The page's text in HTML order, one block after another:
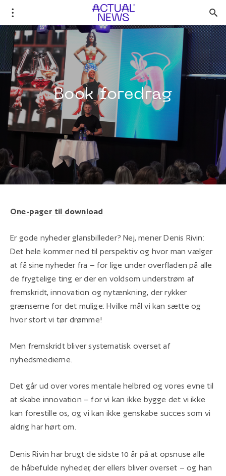
Book foredrag
One-pager til download
Er gode nyheder glansbilleder? Nej, mener Denis Rivin:
Det hele kommer ned til perspektiv og hvor man vælger
at få sine nyheder fra – for lige under overfladen på alle
de frygtelige ting er der en voldsom understrøm af
fremskridt, innovation og nytænkning, der rykker
grænserne for det mulige: Hvilke mål vi kan sætte og
hvor stort vi tør drømme!
Men fremskridt bliver systematisk overset af
nyhedsmedierne.
Det går ud over vores mentale helbred og vores evne til
at skabe innovation – for vi kan ikke bygge det vi ikke
kan forestille os, og vi kan ikke genskabe succes som vi
aldrig har hørt om.
Denis Rivin har brugt de sidste 10 år på at opsnuse alle
de håbefulde nyheder, der ellers bliver overset – og han